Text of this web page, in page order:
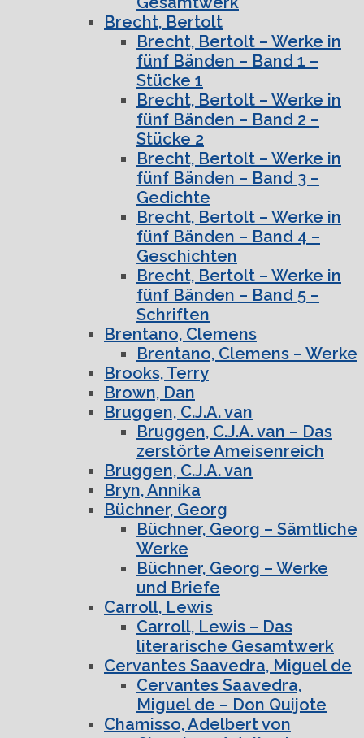
Brecht, Bertolt
Brecht, Bertolt – Werke in
fünf Bänden – Band 1 –
Stücke 1
Brecht, Bertolt – Werke in
fünf Bänden – Band 2 –
Stücke 2
Brecht, Bertolt – Werke in
fünf Bänden – Band 3 –
Gedichte
Brecht, Bertolt – Werke in
fünf Bänden – Band 4 –
Geschichten
Brecht, Bertolt – Werke in
fünf Bänden – Band 5 –
Schriften
Brentano, Clemens
Brentano, Clemens – Werke
Brooks, Terry
Brown, Dan
Bruggen, C.J.A. van
Bruggen, C.J.A. van – Das
zerstörte Ameisenreich
Bruggen, C.J.A. van
Bryn, Annika
Büchner, Georg
Büchner, Georg – Sämtliche
Werke
Büchner, Georg – Werke
und Briefe
Carroll, Lewis
Carroll, Lewis – Das
literarische Gesamtwerk
Cervantes Saavedra, Miguel de
Cervantes Saavedra,
Miguel de – Don Quijote
Chamisso, Adelbert von